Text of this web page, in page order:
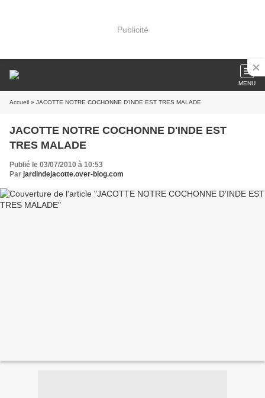
Publicité
MENU
Accueil » JACOTTE NOTRE COCHONNE D'INDE EST TRES MALADE
JACOTTE NOTRE COCHONNE D'INDE EST
TRES MALADE
Publié le 03/07/2010 à 10:53
Par jardindejacotte.over-blog.com